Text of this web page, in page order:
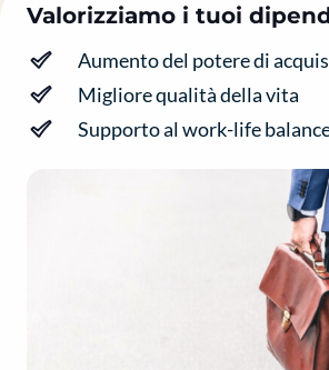
Valorizziamo i tuoi
Aumento del potere di
Migliore qualità della vita
Supporto al work-life